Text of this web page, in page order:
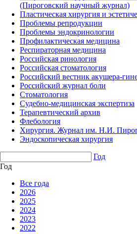
(Пироговский научный журнал)
Пластическая хирургия и
Проблемы репродукции
Проблемы эндокринологии
Профилактическая медицина
Респираторная медицина
Российская ринология
Российская стоматология
Российский вестник акушера-
Российский журнал боли
Стоматология
Судебно-медицинская экспертиза
Терапевтический архив
Флебология
Хирургия. Журнал им. Н.И.
Эндоскопическая хирургия
Год
Год
Все года
2026
2025
2024
2023
2022